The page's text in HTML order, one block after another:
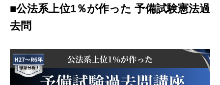
■公法系上位1％が作った 予備試験憲法過
去問